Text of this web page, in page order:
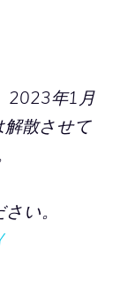
2023年1月
散させて
い。